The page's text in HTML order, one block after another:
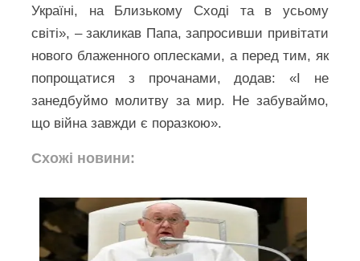
Україні, на Близькому Сході та в усьому
світі», – закликав Папа, запросивши привітати
нового блаженного оплесками, а перед тим, як
попрощатися з прочанами, додав: «І не
занедбуймо молитву за мир. Не забуваймо,
що війна завжди є поразкою».
Схожі новини: